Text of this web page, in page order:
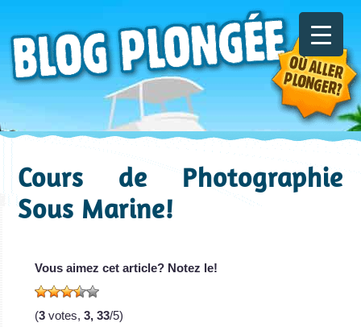
Cours de Photographie
Sous Marine!
Vous aimez cet article? Notez le!
(3 votes, 3, 33/5)